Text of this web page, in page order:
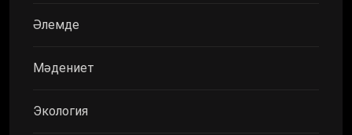
Әлемде
Мәдениет
Экология